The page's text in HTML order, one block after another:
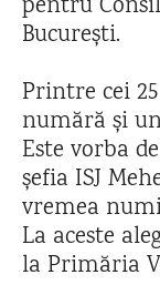
pentru
București.
Printre cei
numără și
Este vorba
șefia ISJ
vremea
La aceste
la Primăria